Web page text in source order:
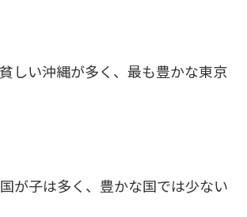
しい沖縄が多く、最も豊かな東京
が子は多く、豊かな国では少ない